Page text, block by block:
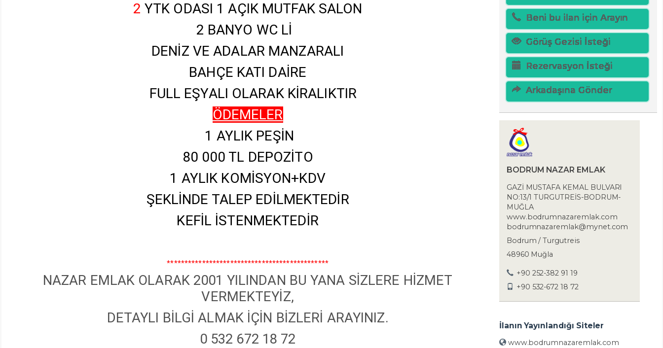
2 YTK ODASI 1 AÇIK MUTFAK SALON
2 BANYO WC Lİ
DENİZ VE ADALAR MANZARALI
BAHÇE KATI DAİRE
FULL EŞYALI OLARAK KİRALIKTIR
ÖDEMELER
1 AYLIK PEŞİN
80 000 TL DEPOZİTO
1 AYLIK KOMİSYON+KDV
ŞEKLİNDE TALEP EDİLMEKTEDİR
KEFİL İSTENMEKTEDİR
**********************************************
NAZAR EMLAK OLARAK 2001 YILINDAN BU YANA SİZLERE HİZMET
VERMEKTEYİZ,
DETAYLI BİLGİ ALMAK İÇİN BİZLERİ ARAYINIZ.
0 532 672 18 72
Beni bu ilan için Arayın
Görüş Gezisi İsteği
Rezervasyon İsteği
Arkadaşına Gönder
BODRUM NAZAR EMLAK
GAZİ MUSTAFA KEMAL BULVARI
NO:13/1 TURGUTREİS-BODRUM-
MUĞLA
www.bodrumnazaremlak.com
bodrumnazaremlak@mynet.com
Bodrum / Turgutreis
48960 Muğla
+90 252-382 91 19
+90 532-672 18 72
İlanın Yayınlandığı Siteler
www.bodrumnazaremlak.com